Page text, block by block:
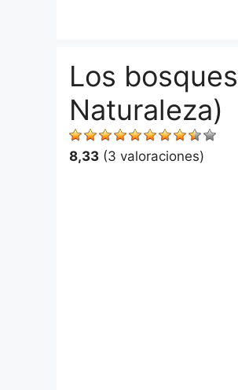
Los
Naturaleza)
8,33 (3 valoraciones)